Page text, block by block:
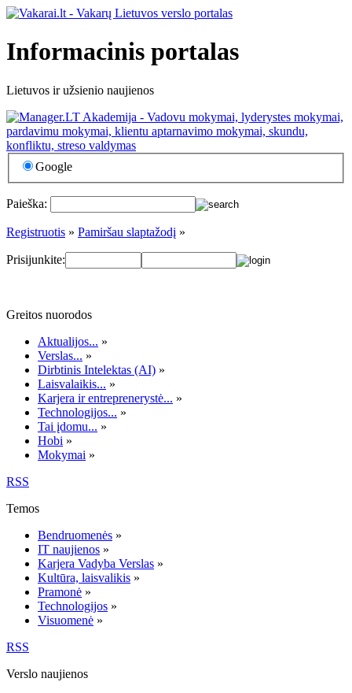
Informacinis portalas
Lietuvos ir užsienio naujienos
Google
Paieška:
Registruotis » Pamiršau slaptažodį »
Prisijunkite:
Greitos nuorodos
Aktualijos... »
Verslas... »
Dirbtinis Intelektas (AI) »
Laisvalaikis... »
Karjera ir entreprenerystė... »
Technologijos... »
Tai įdomu... »
Hobi »
Mokymai »
RSS
Temos
Bendruomenės »
IT naujienos »
Karjera Vadyba Verslas »
Kultūra, laisvalikis »
Pramonė »
Technologijos »
Visuomenė »
RSS
Verslo naujienos